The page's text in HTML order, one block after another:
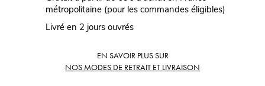
métropolitaine (pour les commandes éligibles)
Livré en 2 jours ouvrés
EN SAVOIR PLUS SUR
NOS MODES DE RETRAIT ET LIVRAISON